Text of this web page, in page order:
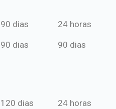
90 dias 24 horas
90 dias 90 dias
120 dias 24 horas